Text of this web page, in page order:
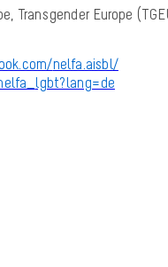
Transgender Europe
nelfa.aisbl/
lgbt?lang=de